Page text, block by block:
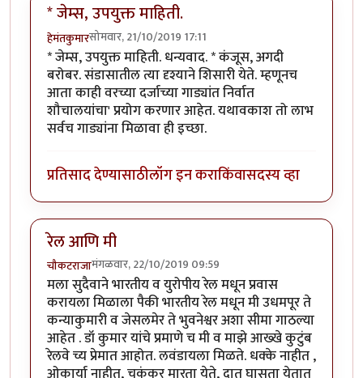
* जेम्स, उपयुक्त माहिती.
हेमंतकुमारसोमवार, 21/10/2019 17:11
* जेम्स, उपयुक्त माहिती. धन्यवाद. * कंजूस, अगदी
बरोबर. संडासातील त्या दृश्याने शिसारी येते. म्हणूनच
आता काही वरच्या दर्जाच्या गाड्यांत निर्वात
शौचालयांचा' प्रयोग करणार आहेत. यथावकाश तो लाभ
सर्वच गाड्यांना मिळावा ही इच्छा.
प्रतिसाद देण्यासाठीलॉग इन कराकिंवासदस्य व्हा
रेल आणि मी
चौकटराजामंगळवार, 22/10/2019 09:59
मला सुदैवाने भारतीय व युरोपीय रेल मधून प्रवास
करायला मिळाला पैकी भारतीय रेल मधून मी उधमपूर ते
कन्याकुमारी व जेसलमेर ते भुवनेश्वर अशा सीमा गाठल्या
आहेत . डॉ कुमार यांचे प्रमाणे च मी व माझे आख्खे कुटुंब
रेलवे च्य प्रेमात आहोत. लवंडायला मिळते. धक्के नाहीत ,